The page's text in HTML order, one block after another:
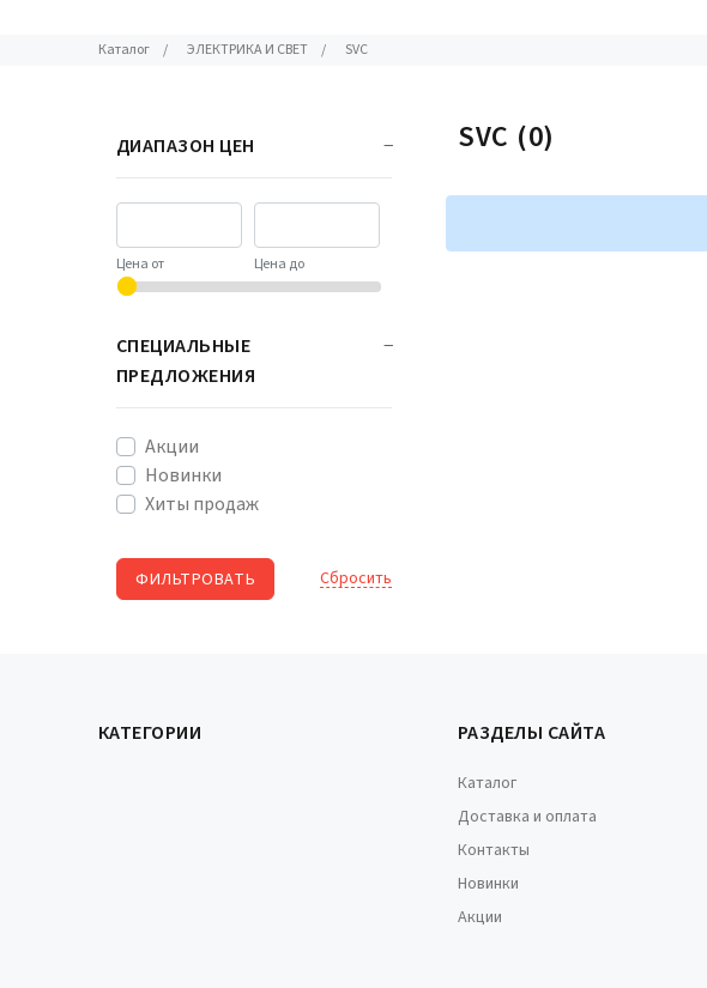
Каталог / ЭЛЕКТРИКА И СВЕТ / SVC
ДИАПАЗОН ЦЕН
Цена от Цена до
СПЕЦИАЛЬНЫЕ
ПРЕДЛОЖЕНИЯ
Акции
Новинки
Хиты продаж
Cбросить
SVC (0)
КАТЕГОРИИ РАЗДЕЛЫ САЙТА
Каталог
Доставка и оплата
Контакты
Новинки
Акции